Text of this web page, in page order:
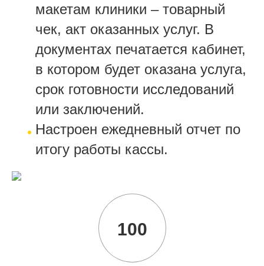
макетам клиники – товарный
чек, акт оказанных услуг. В
документах печатается кабинет,
в котором будет оказана услуга,
срок готовности исследований
или заключений.
Настроен ежедневный отчет по
итогу работы кассы.
100